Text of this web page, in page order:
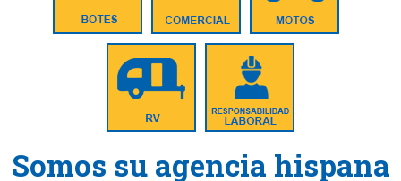
Somos su agencia hispana